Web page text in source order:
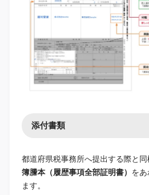
添付書類
都道府県税事務所へ提出する際と
簿謄本（履歴事項全部証明書） を
ます。